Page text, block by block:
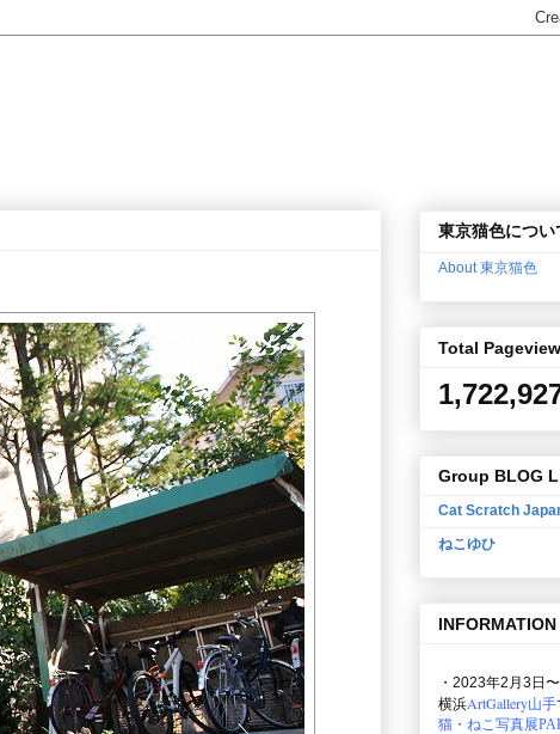
東京猫色につい
About 東京猫色
Total
Group BLOG
Cat Scratch
ねこゆひ
INFORMATION
・2023年2月3日
横浜ArtGallery山手
猫・ねこ写真展